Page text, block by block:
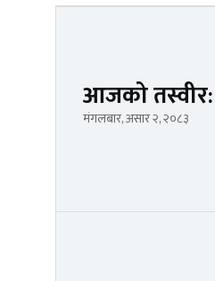
आजको
मंगलबार, असार २, २०८३